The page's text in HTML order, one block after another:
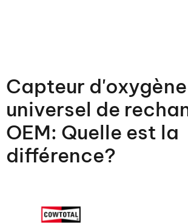
Capteur d'oxygène
universel de
OEM: Quelle est la
différence?